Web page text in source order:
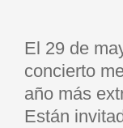
El 29 de
concierto
año más
Están